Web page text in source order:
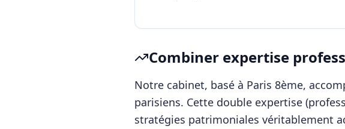
Combiner expertise
Notre cabinet, basé à Paris 8ème,
parisiens. Cette double expertise
stratégies patrimoniales véritablement